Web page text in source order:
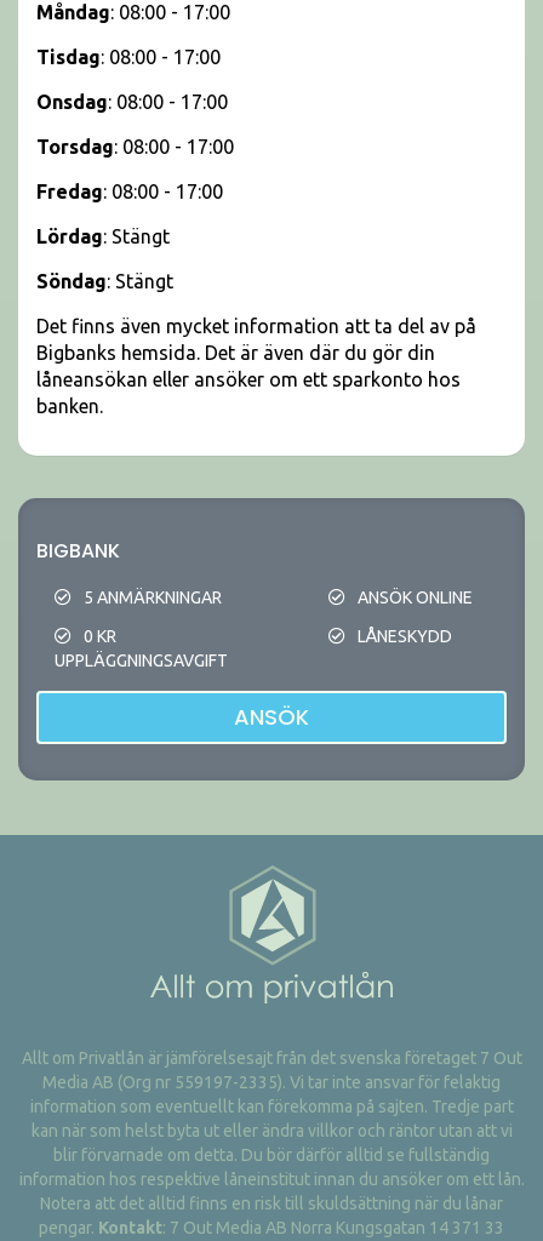
Måndag: 08:00 - 17:00
Tisdag: 08:00 - 17:00
Onsdag: 08:00 - 17:00
Torsdag: 08:00 - 17:00
Fredag: 08:00 - 17:00
Lördag: Stängt
Söndag: Stängt
Det finns även mycket information att ta del av på
Bigbanks hemsida. Det är även där du gör din
låneansökan eller ansöker om ett sparkonto hos
banken.
BIGBANK
5 ANMÄRKNINGAR
0 KR
UPPLÄGGNINGSAVGIFT
ANSÖK ONLINE
LÅNESKYDD
ANSÖK
Allt om Privatlån är jämförelsesajt från det svenska företaget 7 Out
Media AB (Org nr 559197-2335). Vi tar inte ansvar för felaktig
information som eventuellt kan förekomma på sajten. Tredje part
kan när som helst byta ut eller ändra villkor och räntor utan att vi
blir förvarnade om detta. Du bör därför alltid se fullständig
information hos respektive låneinstitut innan du ansöker om ett lån.
Notera att det alltid finns en risk till skuldsättning när du lånar
pengar. Kontakt: 7 Out Media AB Norra Kungsgatan 14 371 33